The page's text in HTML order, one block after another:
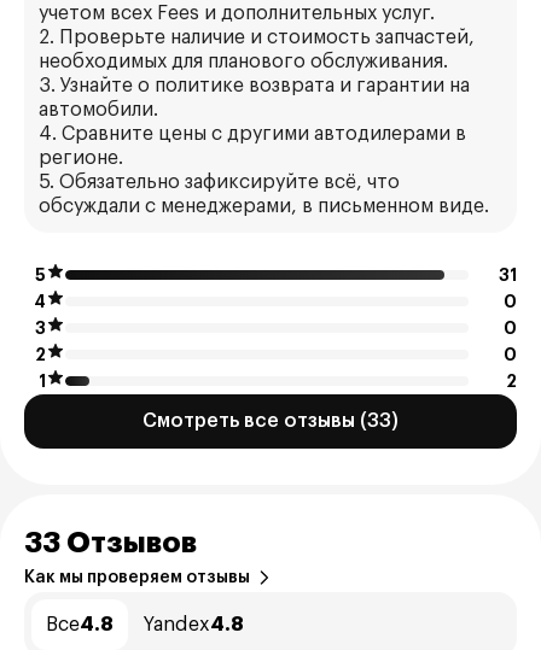
учетом всех Fees и дополнительных услуг.
2. Проверьте наличие и стоимость запчастей,
необходимых для планового обслуживания.
3. Узнайте о политике возврата и гарантии на
автомобили.
4. Сравните цены с другими автодилерами в
регионе.
5. Обязательно зафиксируйте всё, что
обсуждали с менеджерами, в письменном виде.
5
31
4
0
3
0
2
0
1
2
Смотреть все отзывы (33)
33 Отзывов
Как мы проверяем отзывы
Все4.8 Yandex4.8